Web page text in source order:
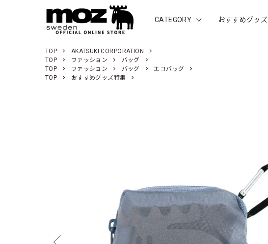
CATEGORY おすすめグッズ
TOP
AKATSUKI CORPORATION
TOP
ファッション
バッグ
TOP
ファッション バッグ
エコバッグ
TOP
おすすめグッズ特集